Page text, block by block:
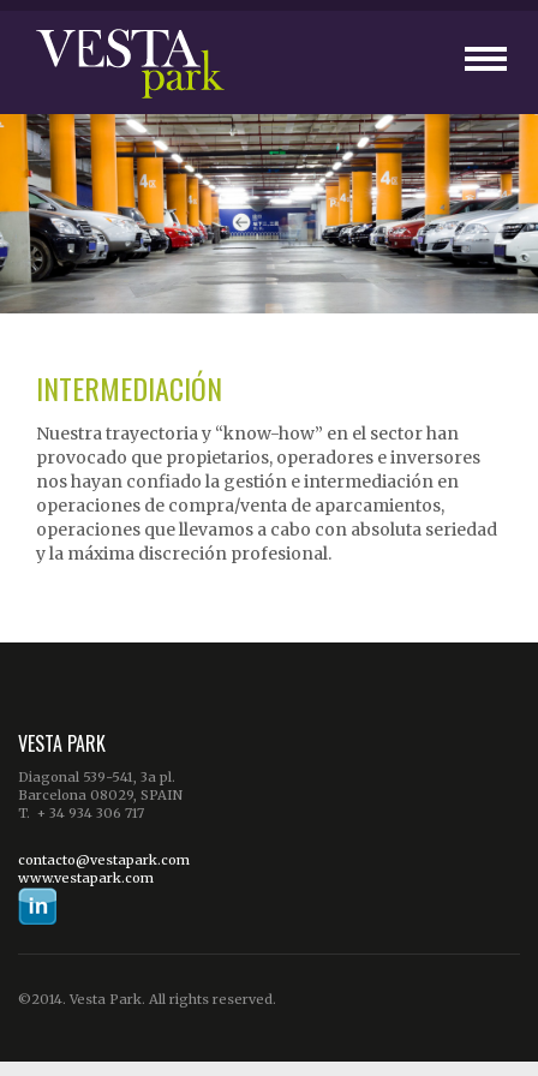
INTERMEDIACIÓN
Nuestra trayectoria y “know-how” en el sector han
provocado que propietarios, operadores e inversores
nos hayan confiado la gestión e intermediación en
operaciones de compra/venta de aparcamientos,
operaciones que llevamos a cabo con absoluta seriedad
y la máxima discreción profesional.
VESTA PARK
Diagonal 539-541, 3a pl.
Barcelona 08029, SPAIN
T. + 34 934 306 717
contacto@vestapark.com
www.vestapark.com
©2014. Vesta Park. All rights reserved.